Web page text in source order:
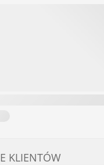
KLIENTÓW